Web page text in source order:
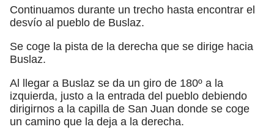
Continuamos durante un trecho hasta encontrar el
desvío al pueblo de Buslaz.
Se coge la pista de la derecha que se dirige hacia
Buslaz.
Al llegar a Buslaz se da un giro de 180º a la
izquierda, justo a la entrada del pueblo debiendo
dirigirnos a la capilla de San Juan donde se coge
un camino que la deja a la derecha.